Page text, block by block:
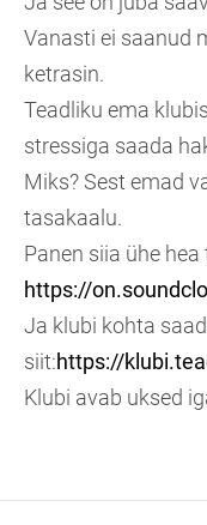
Vanasti ei saanud
ketrasin.
Teadliku ema
stressiga saada
Miks? Sest emad
tasakaalu.
Panen siia ühe hea
https://
Ja klubi kohta
siit:https://
Klubi avab uksed